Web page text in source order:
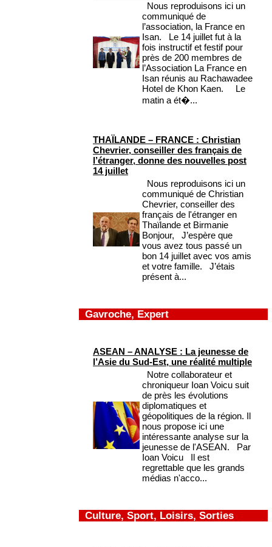
Nous reproduisons ici un
communiqué de
l’association, la France en
Isan. Le 14 juillet fut à la
fois instructif et festif pour
près de 200 membres de
l’Association La France en
Isan réunis au Rachawadee
Hotel de Khon Kaen. Le
matin a ét�...
THAÏLANDE – FRANCE : Christian
Chevrier, conseiller des français de
l’étranger, donne des nouvelles post
14 juillet
Nous reproduisons ici un
communiqué de Christian
Chevrier, conseiller des
français de l'étranger en
Thaïlande et Birmanie
Bonjour, J’espère que
vous avez tous passé un
bon 14 juillet avec vos amis
et votre famille. J’étais
présent à...
Gavroche, Expert
ASEAN – ANALYSE : La jeunesse de
l’Asie du Sud-Est, une réalité multiple
Notre collaborateur et
chroniqueur Ioan Voicu suit
de près les évolutions
diplomatiques et
géopolitiques de la région. Il
nous propose ici une
intéressante analyse sur la
jeunesse de l'ASEAN. Par
Ioan Voicu Il est
regrettable que les grands
médias n'acco...
Culture, Sport, Loisirs, Sorties